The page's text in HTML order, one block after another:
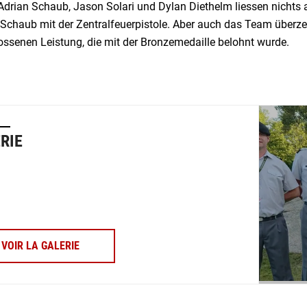
Schaub, Jason Solari und Dylan Diethelm liessen nichts
mit der Zentralfeuerpistole. Aber auch das Team
Leistung, die mit der Bronzemedaille belohnt wurde.
VOIR LA GALERIE